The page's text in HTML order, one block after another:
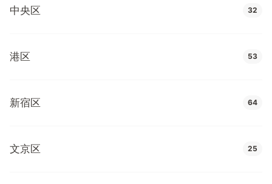
中央区 32
港区 53
新宿区 64
文京区 25